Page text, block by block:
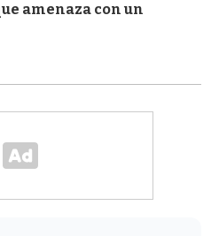
amenaza con un